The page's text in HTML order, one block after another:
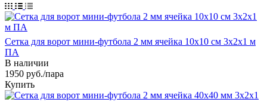
Сетка для ворот мини-футбола 2 мм ячейка 10х10 см 3х2х1 м
ПА
В наличии
1950 руб./пара
Купить